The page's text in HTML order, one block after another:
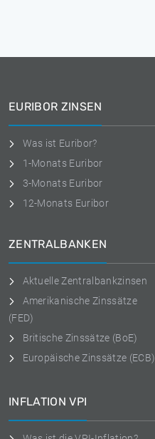
EURIBOR ZINSEN
Was ist Euribor?
1-Monats Euribor
3-Monats Euribor
12-Monats Euribor
ZENTRALBANKEN
Aktuelle Zentralbankzinsen
Amerikanische Zinssätze
(FED)
Britische Zinssätze (BoE)
Europäische Zinssätze (ECB)
INFLATION VPI